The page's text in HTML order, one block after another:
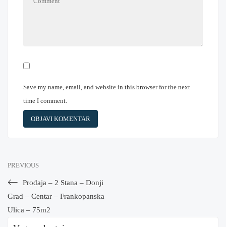
Save my name, email, and website in this browser for the next
time I comment.
PREVIOUS
Prodaja – 2 Stana – Donji
Grad – Centar – Frankopanska
Ulica – 75m2